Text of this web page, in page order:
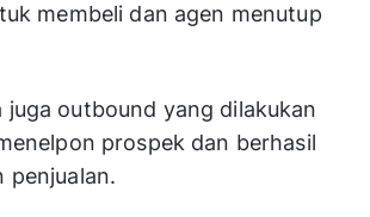
membeli dan agen menutup
juga outbound yang dilakukan
prospek dan berhasil
penjualan.